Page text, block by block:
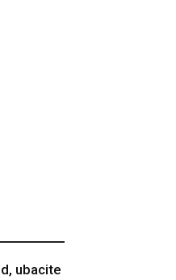
ubacite